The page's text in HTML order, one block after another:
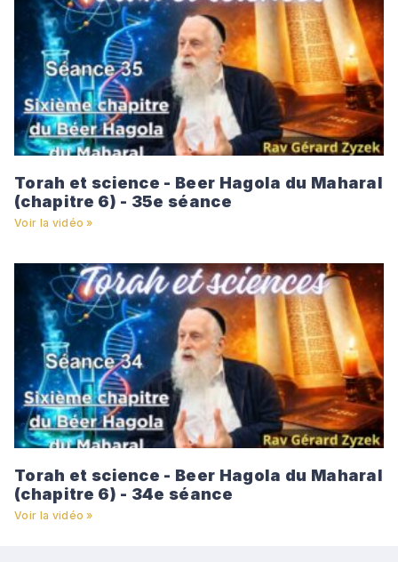
Torah et science - Beer Hagola du Maharal
(chapitre 6) - 35e séance
Voir la vidéo »
Torah et science - Beer Hagola du Maharal
(chapitre 6) - 34e séance
Voir la vidéo »